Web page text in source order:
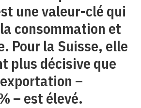
une valeur-clé qui
consommation et
Pour la Suisse, elle
plus décisive que
–
– est élevé.